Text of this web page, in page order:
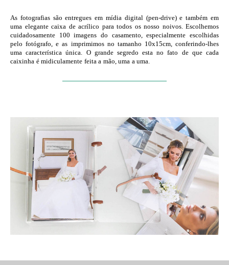
As fotografias são entregues em mídia digital (pen-drive) e também em
uma elegante caixa de acrílico para todos os nosso noivos. Escolhemos
cuidadosamente 100 imagens do casamento, especialmente escolhidas
pelo fotógrafo, e as imprimimos no tamanho 10x15cm, conferindo-lhes
uma característica única. O grande segredo esta no fato de que cada
caixinha é midiculamente feita a mão, uma a uma.